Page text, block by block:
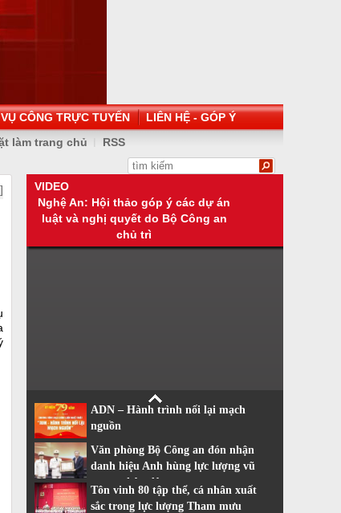
CÔNG TRỰC TUYẾN
LIÊN HỆ - GÓP Ý
làm trang chủ RSS
VIDEO
Nghệ An: Hội thảo góp ý các dự án
luật và nghị quyết do Bộ Công an
chủ trì
ADN – Hành trình nối lại mạch
nguồn
Văn phòng Bộ Công an đón nhận
danh hiệu Anh hùng lực lượng vũ
trang nhân dân
Tôn vinh 80 tập thể, cá nhân xuất
sắc trong lực lượng Tham mưu